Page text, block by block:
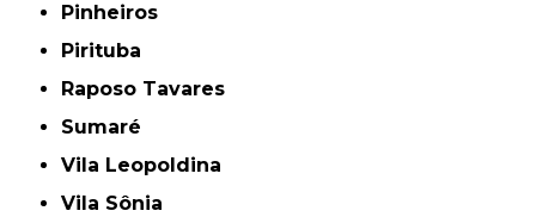
Pinheiros
Pirituba
Raposo Tavares
Sumaré
Vila Leopoldina
Vila Sônia